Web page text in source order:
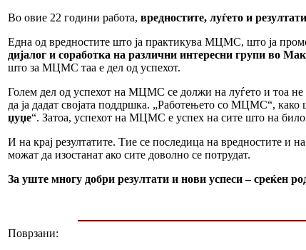
Во овие 22 години работа, вредностите, луѓето и
Една од вредностите што ја практикува МЦМС, што ја
дијалог и соработка на различни интересни групи во
што за МЦМС таа е дел од успехот.
Голем дел од успехот на МЦМС се должи на луѓето и тоа не
да ја дадат својата поддршка. „Работењето со МЦМС“,
џуџе“. Затоа, успехот на МЦМС е успех на сите што на било
И на крај резултатите. Тие се последица на вредностите и
можат да изостанат ако сите доволно се потрудат.
За уште многу добри резултати и нови успеси – среќен
Поврзани: